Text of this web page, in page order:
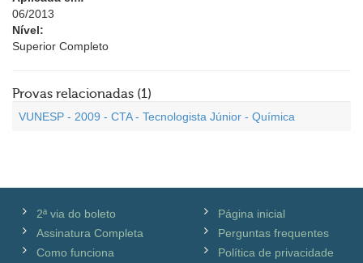
06/2013
Nível:
Superior Completo
Provas relacionadas (1)
VUNESP - 2009 - CTA - Tecnologista Júnior - Química
2ª via do boleto
Assinatura Completa
Como funciona
Página inicial
Perguntas frequentes
Política de privacidade